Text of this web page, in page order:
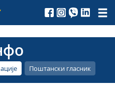
Поштански гласник